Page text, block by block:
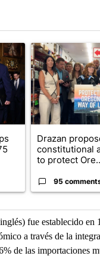
class battleships
A trending
Drazan
constitutional
to protect
95
fue establecido en
a través de la
de las importaciones